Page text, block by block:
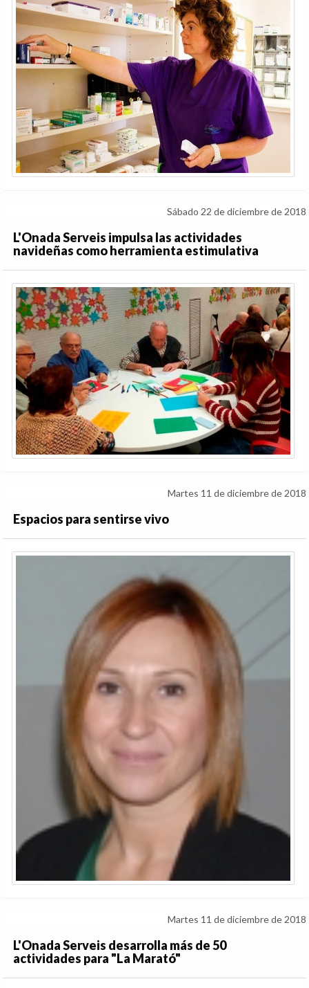
Sábado 22 de diciembre de 2018
L'Onada Serveis impulsa las actividades
navideñas como herramienta estimulativa
Martes 11 de diciembre de 2018
Espacios para sentirse vivo
Martes 11 de diciembre de 2018
L'Onada Serveis desarrolla más de 50
actividades para "La Marató"